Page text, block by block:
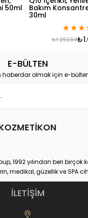
Konsantre Serumu
₺1.064,62
E-BÜLTEN
haberdar olmak için e-
1992 yılından beri birçok
medikal, güzellik ve SPA
hem de
müşteri sayısına ulaşmış,
kuruluşlardan bir
www.kozmetikON.com
İLETİŞİM